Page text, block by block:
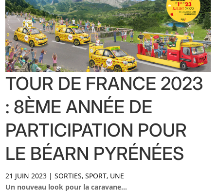
TOUR DE FRANCE 2023
: 8ÈME ANNÉE DE
PARTICIPATION POUR
LE BÉARN PYRÉNÉES
21 JUIN 2023 |SORTIES,SPORT, UNE
Un nouveau look pour la caravane…